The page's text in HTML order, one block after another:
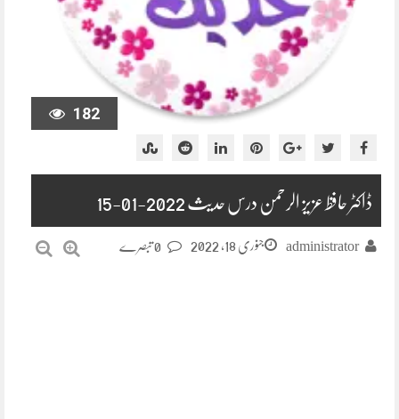
182
ڈاکٹر حافظ عزیز الرحمن درس حدیث 2022-01-15
administrator جنوری 18, 2022